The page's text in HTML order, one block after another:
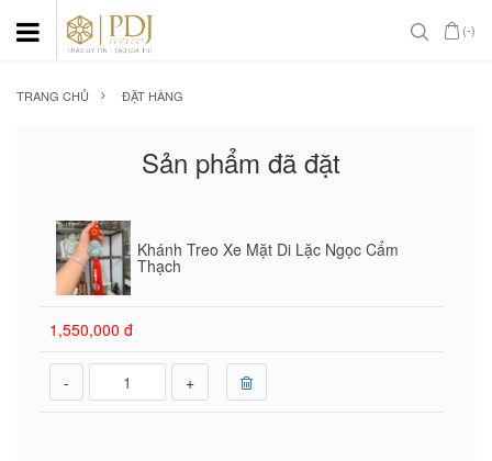
(-)
TRANG CHỦ ĐẶT HÀNG
Sản phẩm đã đặt
Khánh Treo Xe Mặt Di Lặc Ngọc Cẩm
Thạch
1,550,000 đ
- +